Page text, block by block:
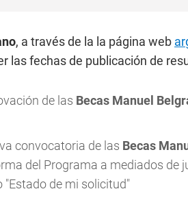
, a través de la la página web
las fechas de publicación de
de las Becas Manuel
convocatoria de las Becas
del Programa a mediados de
"Estado de mi solicitud"